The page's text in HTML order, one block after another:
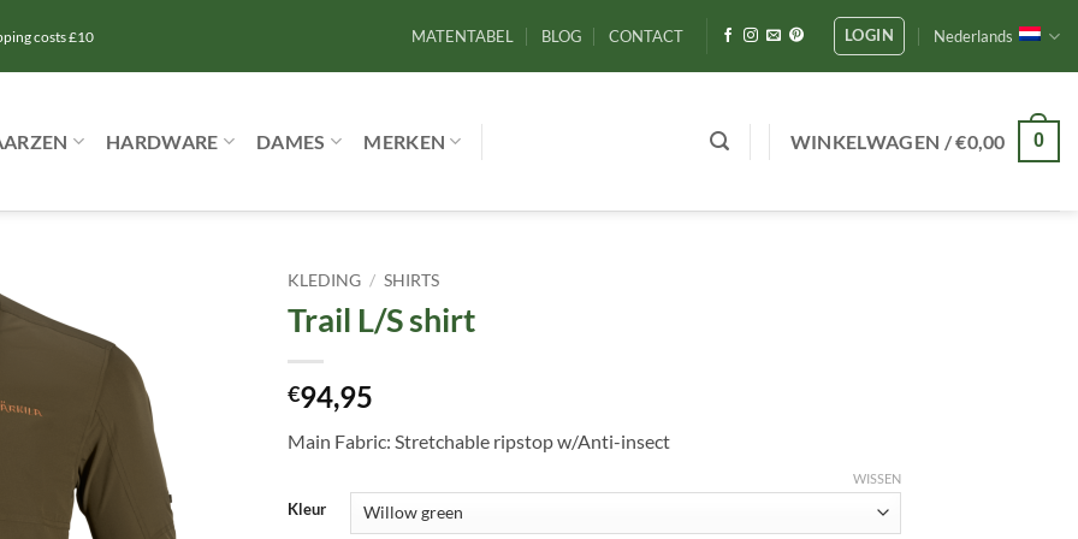
costs £10 MATENTABEL BLOG CONTACT LOGIN Nederlands
HARDWARE DAMES MERKEN WINKELWAGEN /€0,00 0
KLEDING / SHIRTS
Trail L/S shirt
€94,95
Main Fabric: Stretchable ripstop w/Anti-insect
Kleur
WISSEN